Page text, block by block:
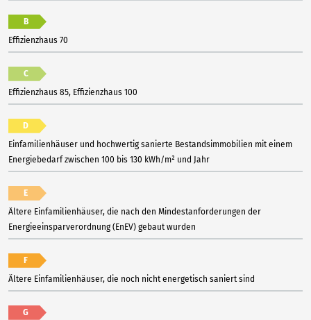
B
Effizienzhaus 70
C
Effizienzhaus 85, Effizienzhaus 100
D
Einfamilienhäuser und hochwertig sanierte Bestandsimmobilien mit einem
Energiebedarf zwischen 100 bis 130 kWh/m² und Jahr
E
Ältere Einfamilienhäuser, die nach den Mindestanforderungen der
Energieeinsparverordnung (EnEV) gebaut wurden
F
Ältere Einfamilienhäuser, die noch nicht energetisch saniert sind
G